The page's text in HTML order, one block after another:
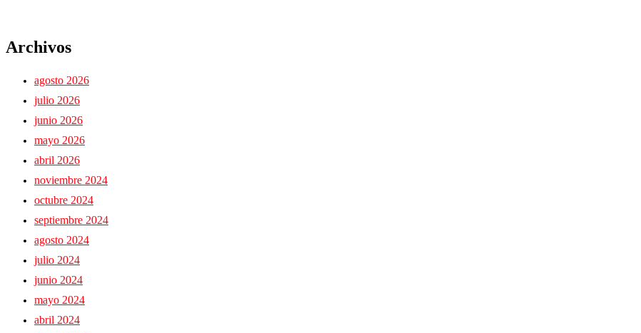
Archivos
agosto 2026
julio 2026
junio 2026
mayo 2026
abril 2026
noviembre 2024
octubre 2024
septiembre 2024
agosto 2024
julio 2024
junio 2024
mayo 2024
abril 2024